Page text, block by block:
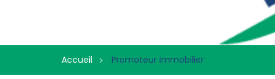
Accueil Promoteur Immobilier